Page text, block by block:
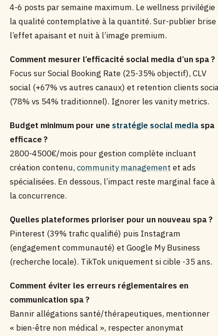
4-6 posts par semaine maximum. Le wellness privilégie
la qualité contemplative à la quantité. Sur-publier brise
l’effet apaisant et nuit à l’image premium.
Comment mesurer l’efficacité social media d’un spa ?
Focus sur Social Booking Rate (25-35% objectif), CLV
social (+67% vs autres canaux) et retention clients
(78% vs 54% traditionnel). Ignorer les vanity metrics.
Budget minimum pour une stratégie social media spa
efficace ?
2800-4500€/mois pour gestion complète incluant
création contenu, community management et ads
spécialisées. En dessous, l’impact reste marginal face à
la concurrence.
Quelles plateformes prioriser pour un nouveau spa ?
Pinterest (39% trafic qualifié) puis Instagram
(engagement communauté) et Google My Business
(recherche locale). TikTok uniquement si cible -35 ans.
Comment éviter les erreurs réglementaires en
communication spa ?
Bannir allégations santé/thérapeutiques, mentionner
« bien-être non médical », respecter anonymat